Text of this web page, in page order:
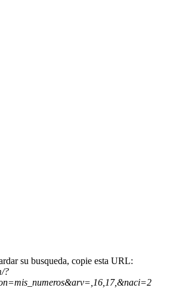
su busqueda, copie esta URL:
?